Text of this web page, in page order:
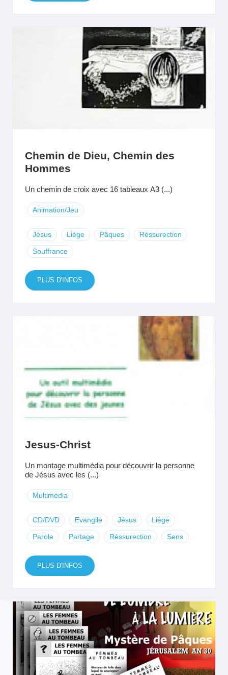
Chemin de Dieu, Chemin des
Hommes
Un chemin de croix avec 16 tableaux A3 (...)
Animation/Jeu
Jésus Liège Pâques Réssurection
Souffrance
PLUS D'INFOS
Jesus-Christ
Un montage multimédia pour découvrir la personne
de Jésus avec les (...)
Multimédia
CD/DVD Evangile Jésus Liège
Parole Partage Réssurection Sens
PLUS D'INFOS